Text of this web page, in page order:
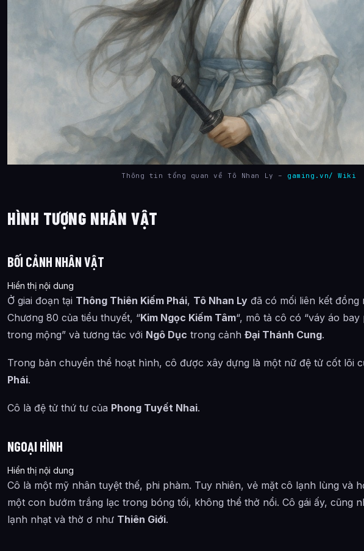
Thông tin tổng quan về Tô Nhan Ly – gaming.vn/ Wiki
HÌNH TƯỢNG NHÂN VẬT
BỐI CẢNH NHÂN VẬT
Hiển thị nội dung
Ở giai đoạn tại Thông Thiên Kiếm Phái, Tô Nhan Ly đã có mối liên kết đồng
Chương 80 của tiểu thuyết, “Kim Ngọc Kiếm Tâm“, mô tả cô có “váy áo
trong mộng” và tương tác với Ngô Dục trong cảnh Đại Thánh Cung.
Trong bản chuyển thể hoạt hình, cô được xây dựng là một nữ đệ tử cốt lõi
Phái.
Cô là đệ tử thứ tư của Phong Tuyết Nhai.
NGOẠI HÌNH
Hiển thị nội dung
Cô là một mỹ nhân tuyệt thế, phi phàm. Tuy nhiên, vẻ mặt cô lạnh lùng và
một con bướm trắng lạc trong bóng tối, không thể thở nổi. Cô gái ấy, cũng
lạnh nhạt và thờ ơ như Thiên Giới.